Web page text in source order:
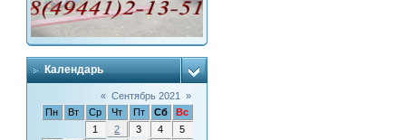
Календарь
« Сентябрь 2021
»
Пн
Вт Ср Чт Пт Сб
Вс
1
2 3 4
5